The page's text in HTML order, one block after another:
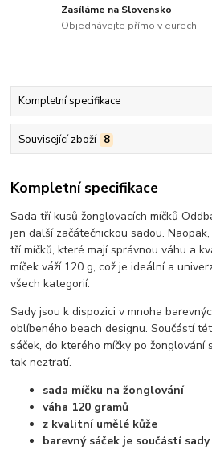
Zasíláme na Slovensko
Objednávejte přímo v eurech
Kompletní specifikace
Související zboží 8
Kompletní specifikace
Sada tří kusů žonglovacích míčků
jen další začátečnickou sadou.
tří míčků, které mají správnou váhu a
míček váží 120 g, což je ideální a
všech kategorií.
Sady jsou k dispozici v mnoha
oblíbeného beach designu. Součástí
sáček, do kterého míčky po žonglování
tak neztratí.
sada míčku na žonglování
váha 120 gramů
z kvalitní umělé kůže
barevný sáček je součástí sady